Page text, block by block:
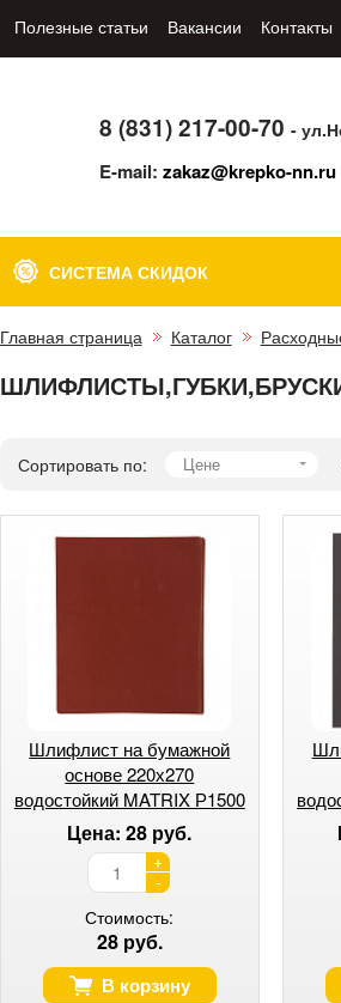
Полезные статьи Вакансии Контакты
8 (831) 217-00-70-
E-mail:zakaz@krepko-nn.ru
СИСТЕМА СКИДОК
Главная страница Каталог
Сортировать по: Цене
Шлифлист на бумажной
основе 220х270
водостойкий MATRIX Р1500
Цена: 28 руб.
+
-
Стоимость:
28 руб.
В корзину